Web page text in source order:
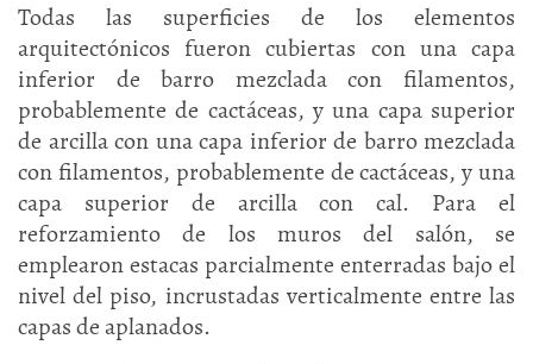
Todas las superficies de los elementos
arquitectónicos fueron cubiertas con una capa
inferior de barro mezclada con filamentos,
probablemente de cactáceas, y una capa superior
de arcilla con una capa inferior de barro mezclada
con filamentos, probablemente de cactáceas, y una
capa superior de arcilla con cal. Para el
reforzamiento de los muros del salón, se
emplearon estacas parcialmente enterradas bajo el
nivel del piso, incrustadas verticalmente entre las
capas de aplanados.